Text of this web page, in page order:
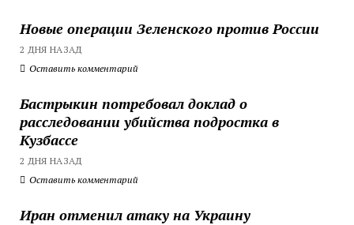
Новые операции Зеленского против России
2 ДНЯ НАЗАД
Оставить комментарий
Бастрыкин потребовал доклад о
расследовании убийства подростка в
Кузбассе
2 ДНЯ НАЗАД
Оставить комментарий
Иран отменил атаку на Украину